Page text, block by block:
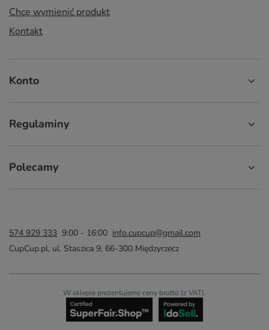
Chcę wymienić produkt
Kontakt
Konto
Regulaminy
Polecamy
574 929 333 9:00 - 16:00 info.cupcup@gmail.com
CupCup.pl, ul. Staszica 9, 66-300 Międzyrzecz
W sklepie prezentujemy ceny brutto (z VAT).